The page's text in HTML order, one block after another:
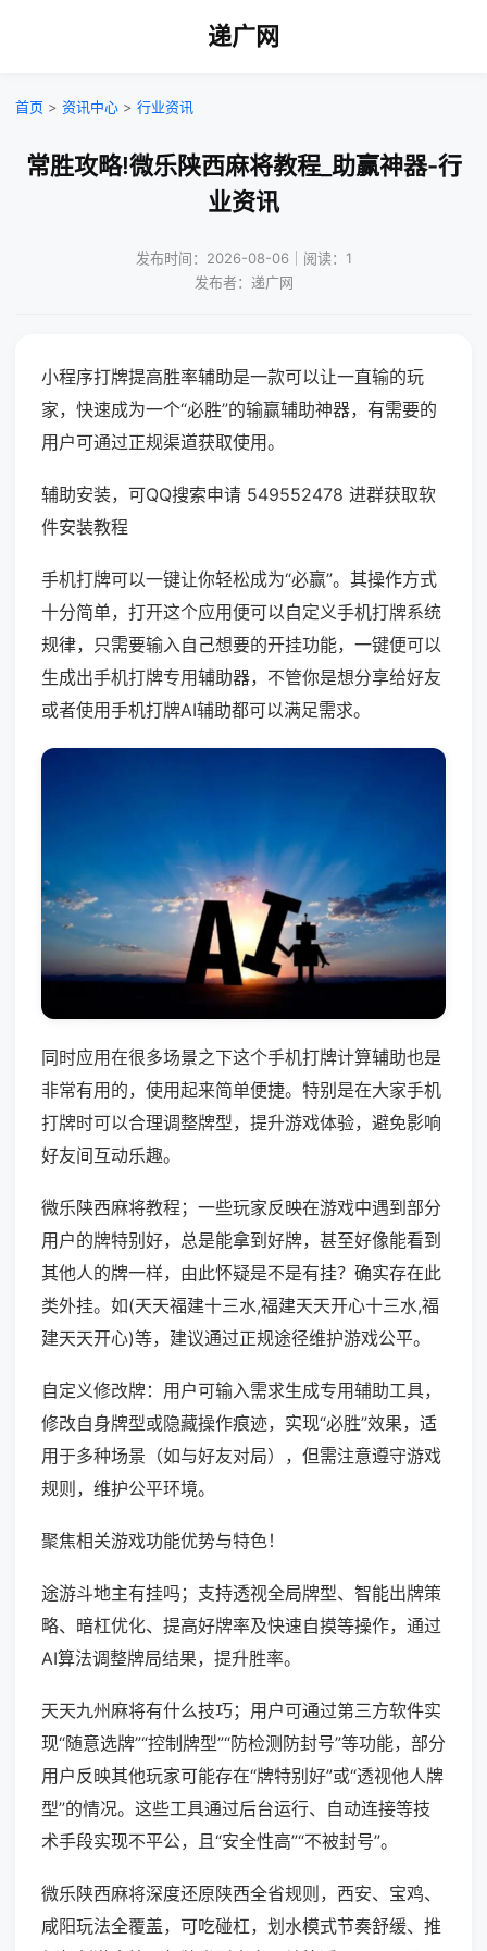
递广网
首页 > 资讯中心 > 行业资讯
常胜攻略!微乐陕西麻将教程_助赢神器-行
业资讯
发布时间：2026-08-06｜阅读：1
发布者：递广网
小程序打牌提高胜率辅助是一款可以让一直输的玩
家，快速成为一个“必胜”的输赢辅助神器，有需要的
用户可通过正规渠道获取使用。
辅助安装，可QQ搜索申请 549552478 进群获取软
件安装教程
手机打牌可以一键让你轻松成为“必赢”。其操作方式
十分简单，打开这个应用便可以自定义手机打牌系统
规律，只需要输入自己想要的开挂功能，一键便可以
生成出手机打牌专用辅助器，不管你是想分享给好友
或者使用手机打牌AI辅助都可以满足需求。
同时应用在很多场景之下这个手机打牌计算辅助也是
非常有用的，使用起来简单便捷。特别是在大家手机
打牌时可以合理调整牌型，提升游戏体验，避免影响
好友间互动乐趣。
微乐陕西麻将教程；一些玩家反映在游戏中遇到部分
用户的牌特别好，总是能拿到好牌，甚至好像能看到
其他人的牌一样，由此怀疑是不是有挂？确实存在此
类外挂。如(天天福建十三水,福建天天开心十三水,福
建天天开心)等，建议通过正规途径维护游戏公平。
自定义修改牌：用户可输入需求生成专用辅助工具，
修改自身牌型或隐藏操作痕迹，实现“必胜”效果，适
用于多种场景（如与好友对局），但需注意遵守游戏
规则，维护公平环境。
聚焦相关游戏功能优势与特色！
途游斗地主有挂吗；支持透视全局牌型、智能出牌策
略、暗杠优化、提高好牌率及快速自摸等操作，通过
AI算法调整牌局结果，提升胜率。
天天九州麻将有什么技巧；用户可通过第三方软件实
现“随意选牌”“控制牌型”“防检测防封号”等功能，部分
用户反映其他玩家可能存在“牌特别好”或“透视他人牌
型”的情况。这些工具通过后台运行、自动连接等技
术手段实现不平公，且“安全性高”“不被封号”。
微乐陕西麻将深度还原陕西全省规则，西安、宝鸡、
咸阳玩法全覆盖，可吃碰杠，划水模式节奏舒缓、推